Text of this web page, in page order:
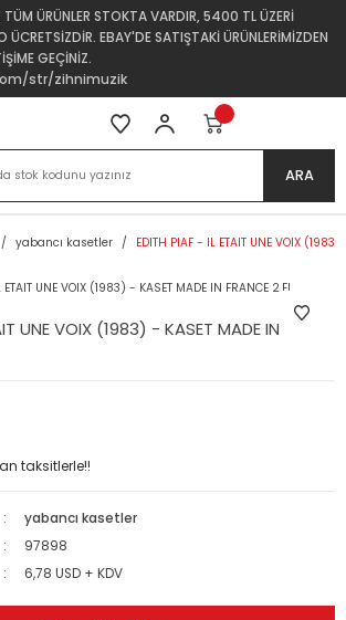
ÜRÜNLER STOKTA VARDIR, 5400 TL ÜZERİ
ÜCRETSİZDİR. EBAY'DE SATIŞTAKİ ÜRÜNLERİMİZDEN
GEÇİNİZ.
str/zihnimuzik
ARA
yabancı kasetler EDITH PIAF - IL ETAIT UNE VOIX
UNE VOIX (1983) - KASET MADE IN
taksitlerle!!
yabancı kasetler
97898
6,78 USD + KDV